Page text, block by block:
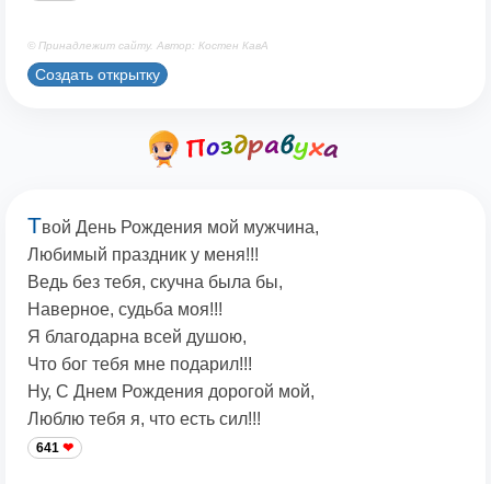
© Принадлежит сайту. Автор: Костен КавА
Создать открытку
Твой День Рождения мой мужчина,
Любимый праздник у меня!!!
Ведь без тебя, скучна была бы,
Наверное, судьба моя!!!
Я благодарна всей душою,
Что бог тебя мне подарил!!!
Ну, С Днем Рождения дорогой мой,
Люблю тебя я, что есть сил!!!
641